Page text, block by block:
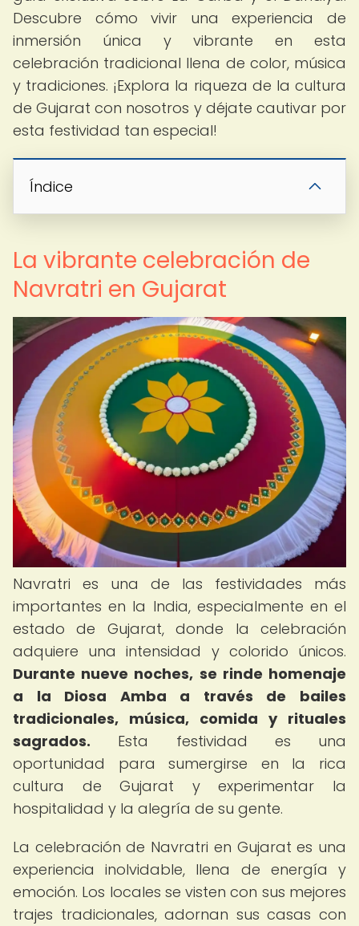
Descubre cómo vivir una experiencia de
inmersión única y vibrante en esta
celebración tradicional llena de color, música
y tradiciones. ¡Explora la riqueza de la cultura
de Gujarat con nosotros y déjate cautivar por
esta festividad tan especial!
Índice
La vibrante celebración de
Navratri en Gujarat
Navratri es una de las festividades más
importantes en la India, especialmente en el
estado de Gujarat, donde la celebración
adquiere una intensidad y colorido únicos.
Durante nueve noches, se rinde homenaje
a la Diosa Amba a través de bailes
tradicionales, música, comida y rituales
sagrados. Esta festividad es una
oportunidad para sumergirse en la rica
cultura de Gujarat y experimentar la
hospitalidad y la alegría de su gente.
La celebración de Navratri en Gujarat es una
experiencia inolvidable, llena de energía y
emoción. Los locales se visten con sus mejores
trajes tradicionales, adornan sus casas con